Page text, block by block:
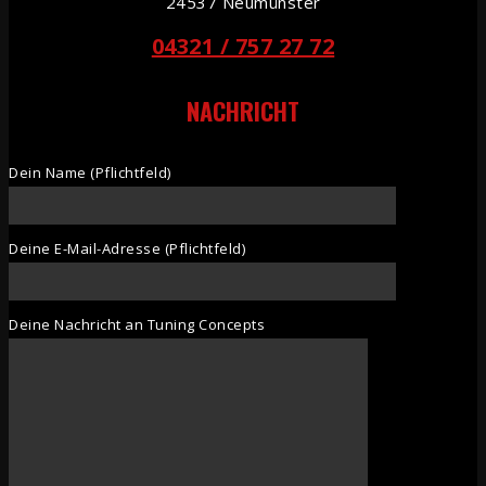
04321 / 757 27 72
NACHRICHT
Dein Name (Pflichtfeld)
Deine E-Mail-Adresse (Pflichtfeld)
Deine Nachricht an Tuning Concepts